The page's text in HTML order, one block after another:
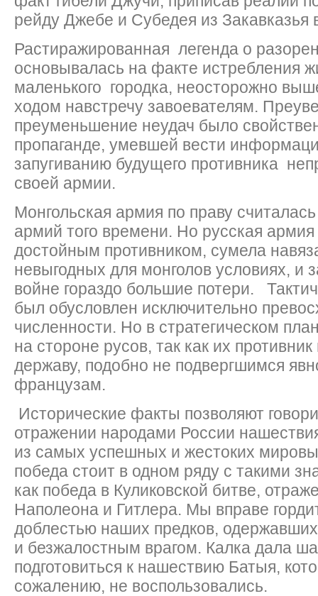
рейду Джебе и Субедея из
Растиражированная легенда о
основывалась на факте истребления
маленького городка, неосторожно
ходом навстречу завоевателям.
преуменьшение неудач было
пропаганде, умевшей вести
запугиванию будущего противника
своей армии.
Монгольская армия по праву
армий того времени. Но русская армия
достойным противником, сумела
невыгодных для монголов условиях, и
войне гораздо большие потери.
был обусловлен исключительно
численности. Но в стратегическом
на стороне русов, так как их
державу, подобно не подвергшимся
французам.
Исторические факты позволяют
отражении народами России
из самых успешных и жестоких
победа стоит в одном ряду с такими
как победа в Куликовской битве,
Наполеона и Гитлера. Мы вправе
доблестью наших предков,
и безжалостным врагом. Калка дала
подготовиться к нашествию Батыя,
сожалению, не воспользовались.